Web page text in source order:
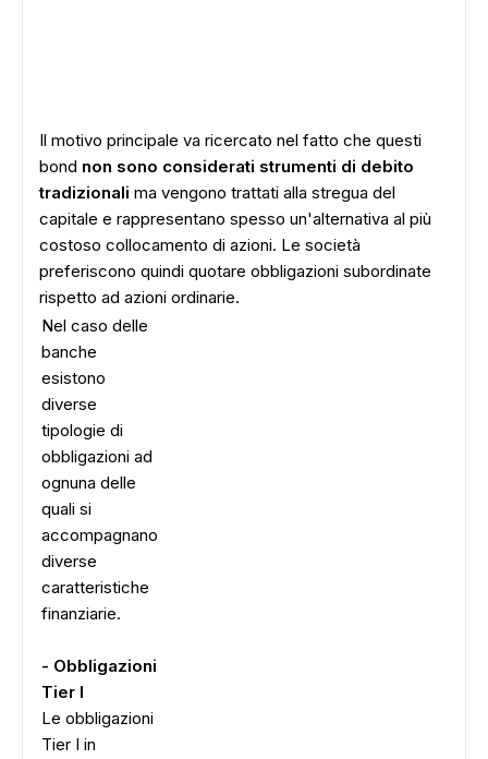
Il motivo principale va ricercato nel fatto che questi
bond non sono considerati strumenti di debito
tradizionali ma vengono trattati alla stregua del
capitale e rappresentano spesso un'alternativa al più
costoso collocamento di azioni. Le società
preferiscono quindi quotare obbligazioni subordinate
rispetto ad azioni ordinarie.
Nel caso delle
banche
esistono
diverse
tipologie di
obbligazioni ad
ognuna delle
quali si
accompagnano
diverse
caratteristiche
finanziarie.
- Obbligazioni
Tier I
Le obbligazioni
Tier I in